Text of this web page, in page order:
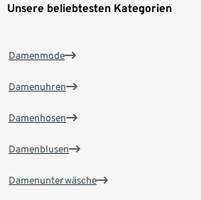
Unsere beliebtesten Kategorien
Damenmode
Damenuhren
Damenhosen
Damenblusen
Damenunterwäsche